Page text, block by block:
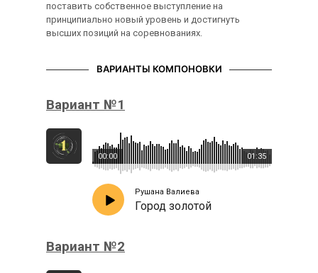
поставить собственное выступление на
принципиально новый уровень и достигнуть
высших позиций на соревнованиях.
ВАРИАНТЫ КОМПОНОВКИ
Вариант №1
01:35
00:00
Рушана Валиева
Город золотой
Вариант №2